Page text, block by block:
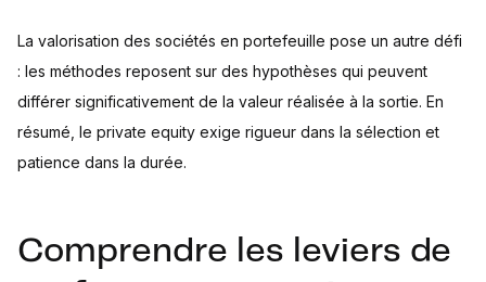
La valorisation des sociétés en portefeuille pose un autre défi
: les méthodes reposent sur des hypothèses qui peuvent
différer significativement de la valeur réalisée à la sortie. En
résumé, le private equity exige rigueur dans la sélection et
patience dans la durée.
Comprendre les leviers de